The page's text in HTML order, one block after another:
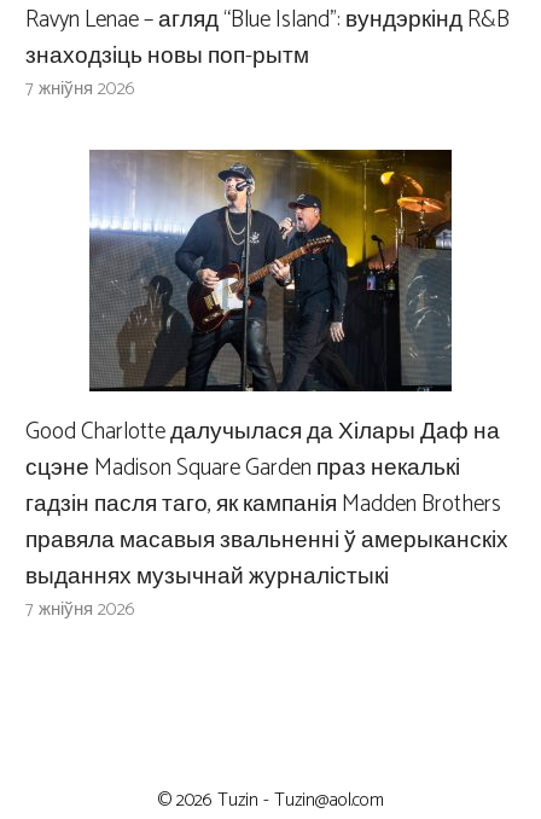
Ravyn Lenae – агляд “Blue Island”: вундэркінд R&B
знаходзіць новы поп-рытм
7 жніўня 2026
Good Charlotte далучылася да Хілары Даф на
сцэне Madison Square Garden праз некалькі
гадзін пасля таго, як кампанія Madden Brothers
правяла масавыя звальненні ў амерыканскіх
выданнях музычнай журналістыкі
7 жніўня 2026
© 2026 Tuzin -Tuzin@aol.com